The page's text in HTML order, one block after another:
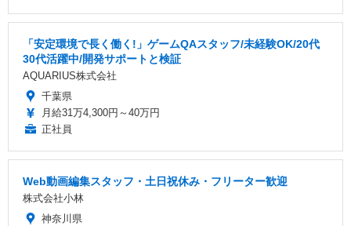
「安定環境で長く働く!」ゲームQAスタッフ/未経験OK/20代
30代活躍中/開発サポートと検証
AQUARIUS株式会社
千葉県
月給31万4,300円～40万円
正社員
Web動画編集スタッフ・土日祝休み・フリーター歓迎
株式会社小林
神奈川県